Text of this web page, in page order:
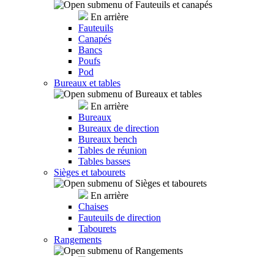
En arrière
Fauteuils
Canapés
Bancs
Poufs
Pod
Bureaux et tables
En arrière
Bureaux
Bureaux de direction
Bureaux bench
Tables de réunion
Tables basses
Sièges et tabourets
En arrière
Chaises
Fauteuils de direction
Tabourets
Rangements